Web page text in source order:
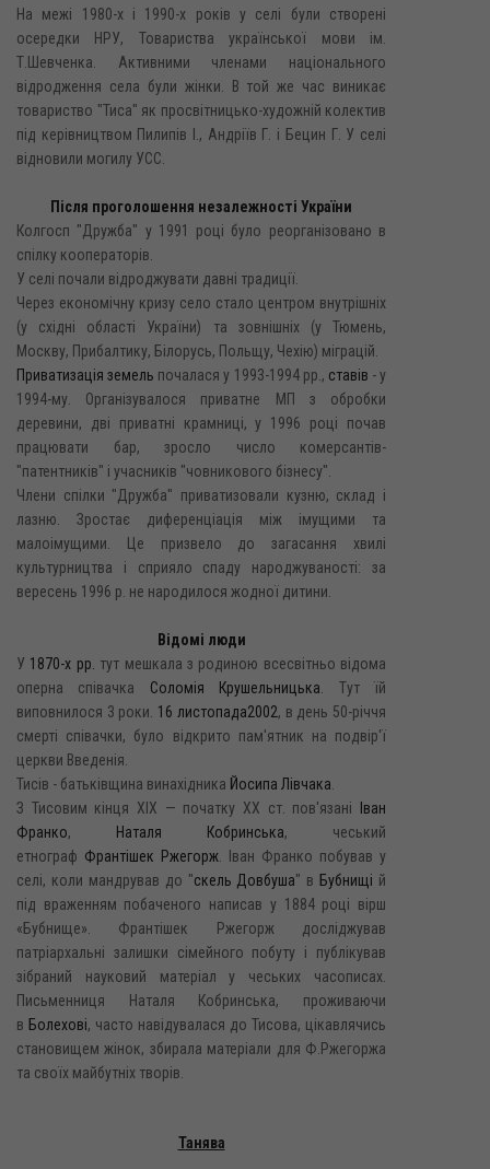
На межі 1980-х і 1990-х років у селі були створені
осередки НРУ, Товариства української мови ім.
Т.Шевченка. Активними членами національного
відродження села були жінки. В той же час виникає
товариство "Тиса" як просвітницько-художній колектив
під керівництвом Пилипів І., Андріїв Г. і Бецин Г. У селі
відновили могилу УСС.
Після проголошення незалежності України
Колгосп "Дружба" у 1991 році було реорганізовано в
спілку кооператорів.
У селі почали відроджувати давні традиції.
Через економічну кризу село стало центром внутрішніх
(у східні області України) та зовнішніх (у Тюмень,
Москву, Прибалтику, Білорусь, Польщу, Чехію) міграцій.
Приватизація земель почалася у 1993-1994 pp., ставів - y
1994-му. Організувалося приватне МП з обробки
деревини, дві приватні крамниці, у 1996 році почав
працювати бар, зросло число комерсантів-
"патентників" і учасників "човникового бізнесу".
Члени спілки "Дружба" приватизовали кузню, склад і
лазню. Зростає диференціація між імущими та
малоімущими. Це призвело до загасання хвилі
культурництва і сприяло спаду народжуваності: за
вересень 1996 р. не народилося жодної дитини.
Відомі люди
У 1870-х рр. тут мешкала з родиною всесвітньо відома
оперна співачка Соломія Крушельницька . Тут їй
виповнилося 3 роки. 16 листопада2002, в день 50-річчя
смерті співачки, було відкрито пам'ятник на подвір'ї
церкви Введенія.
Тисів - батьківщина винахідника Йосипа Лівчака
З Тисовим кінця XIX — початку XX ст. пов'язані
Іван
Франко, Наталя Кобринська, чеський
етнограф Франтішек Ржегорж . Іван Франко побував у
селі, коли мандрував до "скель Довбуша" в Бубнищі й
під враженням побаченого написав у 1884 році вірш
«Бубнище». Франтішек Ржегорж досліджував
патріархальні залишки сімейного побуту і публікував
зібраний науковий матеріал у чеських часописах.
Письменниця Наталя Кобринська, проживаючи
в Болехові, часто навідувалася до Тисова, цікавлячись
становищем жінок, збирала матеріали для Ф.Ржегоржа
та своїх майбутніх творів.
Танява